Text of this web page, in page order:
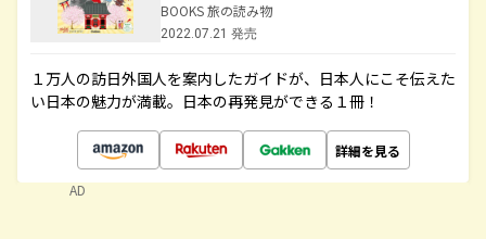
BOOKS 旅の読み物
2022.07.21 発売
１万人の訪日外国人を案内したガイドが、日本人にこそ伝えた
い日本の魅力が満載。日本の再発見ができる１冊！
詳細を見る
AD